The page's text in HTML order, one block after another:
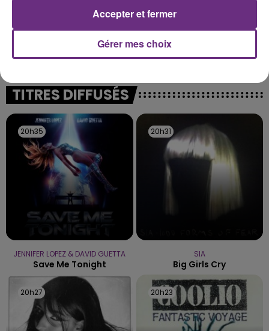
LE MAGASIN JOUÉCLUB DE REIMS FERME
C'était l'une des institutions du centre-ville
fermer ses portes.
TITRES DIFFUSÉS
20h35
20h35
JENNIFER LOPEZ & DAVID GUETTA
Save Me Tonight
20h31
20h31
SIA
Big Girls Cry
20h27
20h27 20h23
20h23
Gérer mes choix
Accepter et fermer